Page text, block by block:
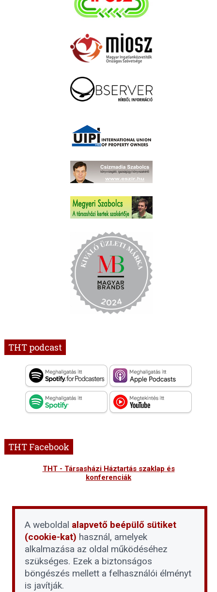
THT podcast
THT Facebook
THT - Társasházi Háztartás szaklap és
konferenciák
A weboldal alapvető beépülő sütiket
(cookie-kat) használ, amelyek
alkalmazása az oldal működéséhez
szükséges. Ezek a biztonságos
böngészés mellett a felhasználói élményt
is javítják.